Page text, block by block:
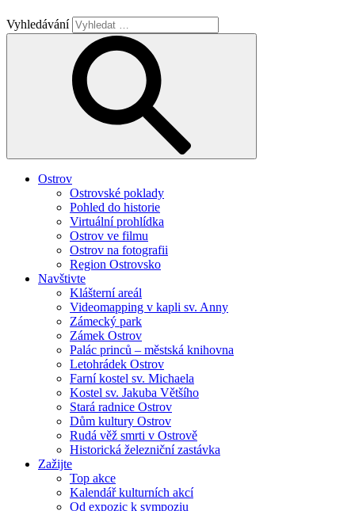
Vyhledávání
Ostrov
Ostrovské poklady
Pohled do historie
Virtuální prohlídka
Ostrov ve filmu
Ostrov na fotografii
Region Ostrovsko
Navštivte
Klášterní areál
Videomapping v kapli sv. Anny
Zámecký park
Zámek Ostrov
Palác princů – městská knihovna
Letohrádek Ostrov
Farní kostel sv. Michaela
Kostel sv. Jakuba Většího
Stará radnice Ostrov
Dům kultury Ostrov
Rudá věž smrti v Ostrově
Historická železniční zastávka
Zažijte
Top akce
Kalendář kulturních akcí
Od expozic k sympoziu